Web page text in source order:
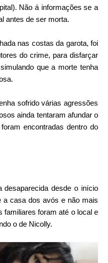
Não á informações se a
antes de ser morta.
nas costas da garota, foi
do crime, para disfarçar
que a morte tenha
sofrido várias agressões
ainda tentaram afundar o
encontradas dentro do
desaparecida desde o início
a casa dos avós e não mais
familiares foram até o local e
o de Nicolly.